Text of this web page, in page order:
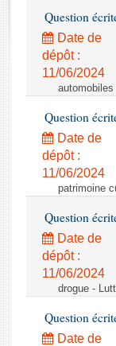
Rapports
Rapports sur
Baromètre de
Budget et
Questions
Comptes
Question
Date de
dépôt :
11/06/2024
Question
Date de
dépôt :
11/06/2024
patrimoine
Question
Date de
dépôt :
11/06/2024
drogue -
Question
Date de